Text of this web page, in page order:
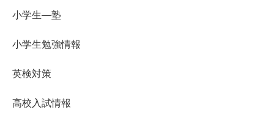
小学生―塾
小学生勉強情報
英検対策
高校入試情報